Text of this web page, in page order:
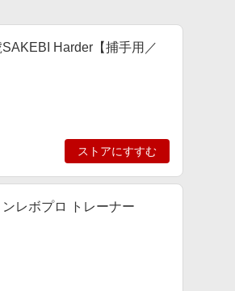
Harder【捕手用／
ストアにすすむ
レボプロ トレーナー